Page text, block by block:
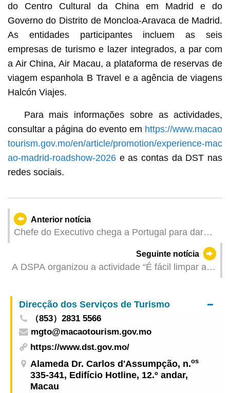
do Centro Cultural da China em Madrid e do
Governo do Distrito de Moncloa-Aravaca de Madrid.
As entidades participantes incluem as seis
empresas de turismo e lazer integrados, a par com
a Air China, Air Macau, a plataforma de reservas de
viagem espanhola B Travel e a agência de viagens
Halcón Viajes.
Para mais informações sobre as actividades,
consultar a página do evento em https://www.macao
tourism.gov.mo/en/article/promotion/experience-mac
ao-madrid-roadshow-2026e as contas da DST nas
redes sociais.
Anterior notícia
Chefe do Executivo chega a Portugal para dar
Seguinte notícia
A DSPA organizou a actividade “É fácil limpar a
ambiental e a baixa emissão de carbono
Direcção dos Serviços de Turismo
（853）2831 5566
mgto@macaotourism.gov.mo
https://www.dst.gov.mo/
Alameda Dr. Carlos d'Assumpção, n.os
335-341, Edifício Hotline, 12.º andar,
Macau